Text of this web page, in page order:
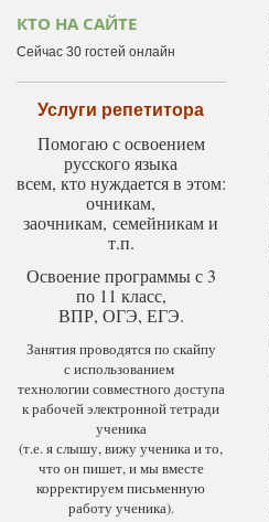
КТО НА САЙТЕ
Сейчас 30 гостей онлайн
Услуги репетитора
Помогаю с освоением
русского языка
всем, кто нуждается в этом:
очникам,
заочникам, семейникам и
т.п.
Освоение программы с 3
по 11 класс,
ВПР, ОГЭ, ЕГЭ.
Занятия проводятся по скайпу
с использованием
технологии совместного доступа
к рабочей электронной тетради
ученика
(т.е. я слышу, вижу ученика и то,
что он пишет, и мы вместе
корректируем письменную
работу ученика).